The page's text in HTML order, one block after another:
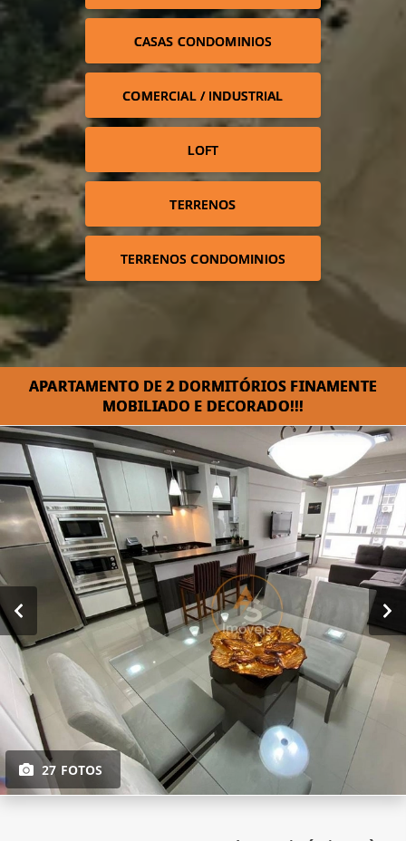
CASAS CONDOMINIOS
COMERCIAL / INDUSTRIAL
LOFT
TERRENOS
TERRENOS CONDOMINIOS
APARTAMENTO DE 2 DORMITÓRIOS FINAMENTE
MOBILIADO E DECORADO!!!
27 FOTOS